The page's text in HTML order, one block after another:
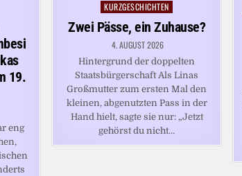
19.
eng
Posted
in
KURZGESCHICHTEN
Zwei Pässe, ein Zuhause?
4. AUGUST 2026
Hintergrund der doppelten
Staatsbürgerschaft Als Linas
Großmutter zum ersten Mal den
kleinen, abgenutzten Pass in der
Hand hielt, sagte sie nur: „Jetzt
gehörst du nicht…